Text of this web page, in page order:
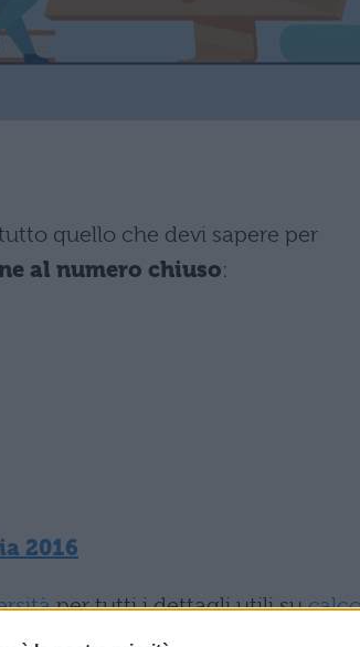
quello che devi sapere per
al numero chiuso:
2016
per tutti i dettagli utili su
e la modulistica.